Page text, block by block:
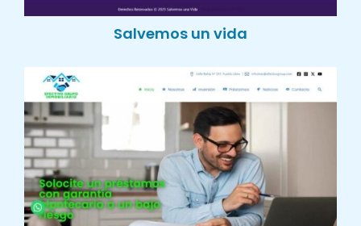
Salvemos un vida